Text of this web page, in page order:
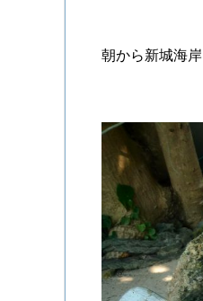
朝から新城海